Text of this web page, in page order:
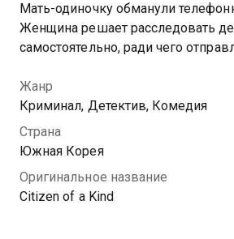
Мать-одиночку обманули
Женщина решает расследовать
самостоятельно, ради чего
Жанр
Криминал, Детектив, Комедия
Страна
Южная Корея
Оригинальное название
Citizen of a Kind